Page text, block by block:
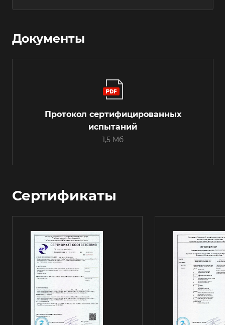
Документы
Протокол сертифицированных
испытаний
1,5 Мб
Сертификаты